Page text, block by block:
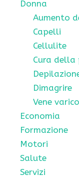
Donna
Aumento
Capelli
Cellulite
Cura della
Dimagrire
Vene
Economia
Formazione
Motori
Salute
Servizi